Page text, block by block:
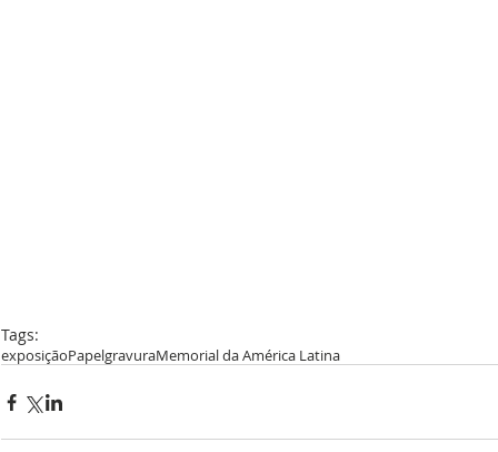
Tags:
exposiçãoPapelgravuraMemorial da América Latina